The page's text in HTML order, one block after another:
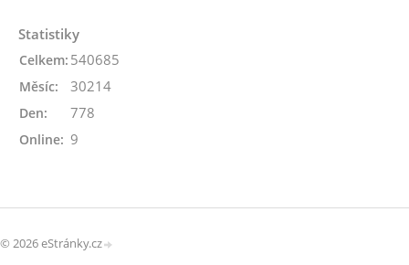
Statistiky
Online: 9
Celkem: 540685
Měsíc: 30214
Den: 778
© 2026 eStránky.cz